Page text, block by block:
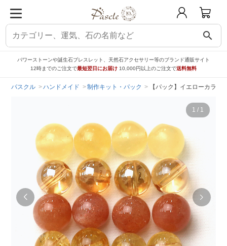
search
パワーストーンや誕生石ブレスレット、天然石アクセサリー等のブランド通販サイト
12時までのご注文で最短翌日にお届け 10,000円以上のご注文で送料無料
パスクル ハンドメイド 制作キット・パック 【パック】イエローカラ
1 / 1